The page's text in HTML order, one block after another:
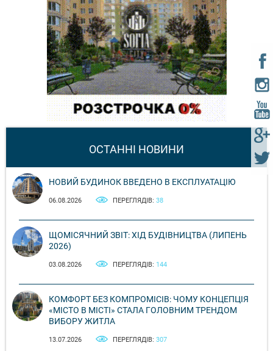
ОСТАННІ НОВИНИ
НОВИЙ БУДИНОК ВВЕДЕНО В ЕКСПЛУАТАЦІЮ
06.08.2026 ПЕРЕГЛЯДІВ: 38
ЩОМІСЯЧНИЙ ЗВІТ: ХІД БУДІВНИЦТВА (ЛИПЕНЬ
2026)
03.08.2026 ПЕРЕГЛЯДІВ: 144
КОМФОРТ БЕЗ КОМПРОМІСІВ: ЧОМУ КОНЦЕПЦІЯ
«МІСТО В МІСТІ» СТАЛА ГОЛОВНИМ ТРЕНДОМ
ВИБОРУ ЖИТЛА
13.07.2026 ПЕРЕГЛЯДІВ: 307